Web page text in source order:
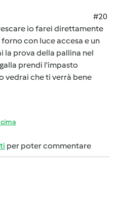
#20
io farei direttamente
con luce accesa e un
la prova della pallina nel
prendi l'impasto
vedrai che ti verrà bene
cima
per poter commentare